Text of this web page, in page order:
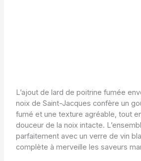
L’ajout de lard de poitrine fumée
noix de Saint-Jacques confère un
fumé et une texture agréable, tout
douceur de la noix intacte.
parfaitement avec un verre de vin
complète à merveille les saveurs